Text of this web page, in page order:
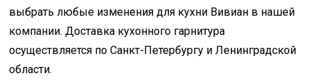
выбрать любые изменения для кухни Вивиан в нашей
компании. Доставка кухонного гарнитура
осуществляется по Санкт-Петербургу и Ленинградской
области.